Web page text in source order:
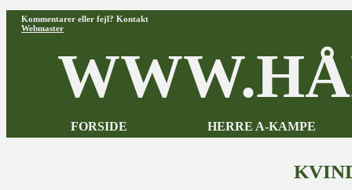
Kommentarer eller fejl? Kontakt
Webmaster
FORSIDE HERRE A-KAMPE